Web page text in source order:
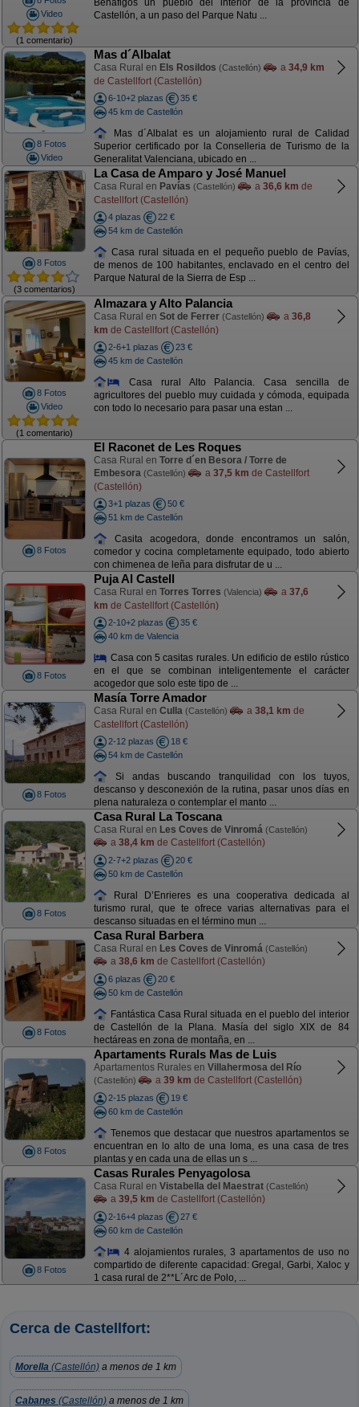
Video
(1 comentario)
Benafigos un pueblo del interior de la provincia de
Castellón, a un paso del Parque Natu ...
8 Fotos
Video
Mas d´Albalat
Casa Rural en Els Rosildos (Castellón) a 34,9 km
de Castellfort (Castellón)
6-10+2 plazas
35 €
45 km de Castellón
Mas d´Albalat es un alojamiento rural de Calidad
Superior certificado por la Conselleria de Turismo de la
Generalitat Valenciana, ubicado en ...
8 Fotos
(3 comentarios)
La Casa de Amparo y José Manuel
Casa Rural en Pavías (Castellón) a 36,6 km de
Castellfort (Castellón)
4 plazas
22 €
54 km de Castellón
Casa rural situada en el pequeño pueblo de Pavías,
de menos de 100 habitantes, enclavado en el centro del
Parque Natural de la Sierra de Esp ...
8 Fotos
Video
(1 comentario)
Almazara y Alto Palancia
Casa Rural en Sot de Ferrer (Castellón) a 36,8
km de Castellfort (Castellón)
2-6+1 plazas
23 €
45 km de Castellón
Casa rural Alto Palancia. Casa sencilla de
agricultores del pueblo muy cuidada y cómoda, equipada
con todo lo necesario para pasar una estan ...
8 Fotos
El Raconet de Les Roques
Casa Rural en Torre d´en Besora / Torre de
Embesora (Castellón) a 37,5 km de Castellfort
(Castellón)
3+1 plazas
50 €
51 km de Castellón
Casita acogedora, donde encontramos un salón,
comedor y cocina completamente equipado, todo abierto
con chimenea de leña para disfrutar de u ...
8 Fotos
Puja Al Castell
Casa Rural en Torres Torres (Valencia) a 37,6
km de Castellfort (Castellón)
2-10+2 plazas
35 €
40 km de Valencia
Casa con 5 casitas rurales. Un edificio de estilo rústico
en el que se combinan inteligentemente el carácter
acogedor que solo este tipo de ...
8 Fotos
Masía Torre Amador
Casa Rural en Culla (Castellón) a 38,1 km de
Castellfort (Castellón)
2-12 plazas
18 €
54 km de Castellón
Si andas buscando tranquilidad con los tuyos,
descanso y desconexión de la rutina, pasar unos días en
plena naturaleza o contemplar el manto ...
8 Fotos
Casa Rural La Toscana
Casa Rural en Les Coves de Vinromá (Castellón)
a 38,4 km de Castellfort (Castellón)
2-7+2 plazas
20 €
50 km de Castellón
Rural D’Enrieres es una cooperativa dedicada al
turismo rural, que te ofrece varias alternativas para el
descanso situadas en el término mun ...
8 Fotos
Casa Rural Barbera
Casa Rural en Les Coves de Vinromá (Castellón)
a 38,6 km de Castellfort (Castellón)
6 plazas
20 €
50 km de Castellón
Fantástica Casa Rural situada en el pueblo del interior
de Castellón de la Plana. Masía del siglo XIX de 84
hectáreas en zona de montaña, en ...
8 Fotos
Apartaments Rurals Mas de Luis
Apartamentos Rurales en Villahermosa del Río
(Castellón) a 39 km de Castellfort (Castellón)
2-15 plazas
19 €
60 km de Castellón
Tenemos que destacar que nuestros apartamentos se
encuentran en lo alto de una loma, es una casa de tres
plantas y en cada una de ellas un s ...
8 Fotos
Casas Rurales Penyagolosa
Casa Rural en Vistabella del Maestrat (Castellón)
a 39,5 km de Castellfort (Castellón)
2-16+4 plazas
27 €
60 km de Castellón
4 alojamientos rurales, 3 apartamentos de uso no
compartido de diferente capacidad: Gregal, Garbi, Xaloc y
1 casa rural de 2**L´Arc de Polo, ...
Cerca de Castellfort:
Morella (Castellón) a menos de 1 km
Cabanes (Castellón) a menos de 1 km